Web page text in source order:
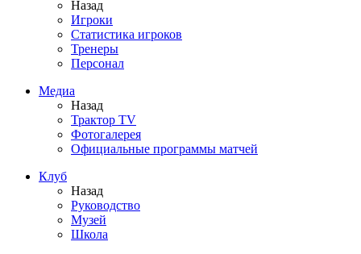
Назад
Игроки
Статистика игроков
Тренеры
Персонал
Медиа
Назад
Трактор TV
Фотогалерея
Официальные программы матчей
Клуб
Назад
Руководство
Музей
Школа